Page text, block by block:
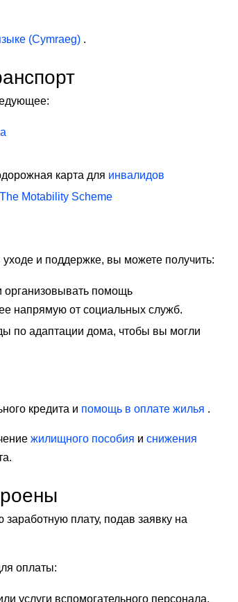
(Cymraeg) .
карта для инвалидов
The Motability Scheme
и поддержке, вы можете получить:
помощь
напрямую от социальных служб.
по адаптации дома, чтобы вы могли
кредита и помощь в оплате жилья .
жилищного пособия и снижения
плату, подав заявку на
оплаты:
услуги вспомогательного персонала,